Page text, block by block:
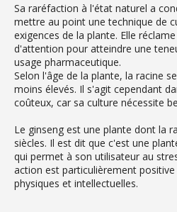
Sa raréfaction à l'état naturel a
mettre au point une technique de
exigences de la plante. Elle
d'attention pour atteindre une
usage pharmaceutique.
Selon l'âge de la plante, la racine
moins élevés. Il s'agit cependant
coûteux, car sa culture nécessite
Le ginseng est une plante dont la
siècles. Il est dit que c'est une
qui permet à son utilisateur au
action est particulièrement
physiques et intellectuelles.